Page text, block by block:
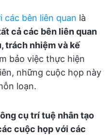
các bên liên quan là
cả các bên liên quan
trách nhiệm và kế
bảo việc thực hiện
những cuộc họp này
loạn.
cụ trí tuệ nhân tạo
cuộc họp với các